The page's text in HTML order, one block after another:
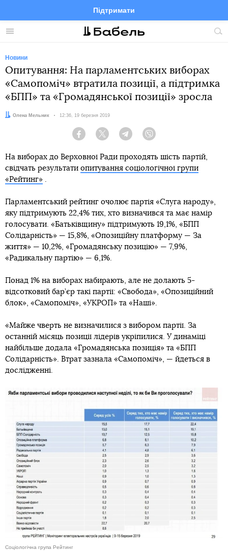
Меню
Підтримати
FacebookTelegramTwitter
Новини
Опитування: На парламентських виборах
«Самопоміч» втратила позиції, а підтримка
«БПП» та «Громадянської позиції» зросла
Автор:
Олена Мельник Дата:
12:36, 19 березня 2019
Facebook Twitter Telegram
На виборах до Верховної Ради проходять шість партій,
свідчать результати опитування соціологічної групи
«Рейтинг» .
Парламентський рейтинг очолює партія «Слуга народу»,
яку підтримують 22,4% тих, хто визначився та має намір
голосувати. «Батьківщину» підтримують 19,1%, «БПП
Солідарність» — 15,8%, «Опозиційну платформу — За
життя» — 10,2%, «Громадянську позицію» — 7,9%,
«Радикальну партію» — 6,1%.
Понад 1% на виборах набирають, але не долають 5-
відсотковий бар’єр такі партії: «Свобода», «Опозиційний
блок», «Самопоміч», «УКРОП» та «Наші».
«Майже чверть не визначилися з вибором партії. За
останній місяць позиції лідерів укріпилися. У динаміці
найбільше додала «Громадянська позиція» та «БПП
Солідарність». Втрат зазнала «Самопоміч», — йдеться в
дослідженні.
Соціологічна група Рейтинг